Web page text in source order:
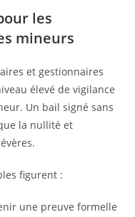
les
mineurs
et gestionnaires
élevé de vigilance
Un bail signé sans
la nullité et
figurent :
une preuve formelle